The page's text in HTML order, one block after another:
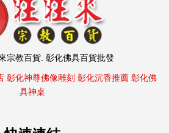
宗教百貨. 彰化佛具百貨批發
彰化神尊佛像雕刻 彰化沉香推薦 彰化佛
具神桌